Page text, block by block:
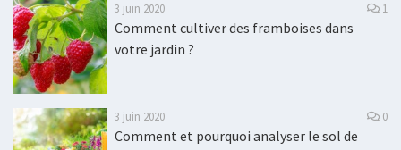
3 juin 2020 1
Comment cultiver des framboises dans
votre jardin ?
3 juin 2020 0
Comment et pourquoi analyser le sol de